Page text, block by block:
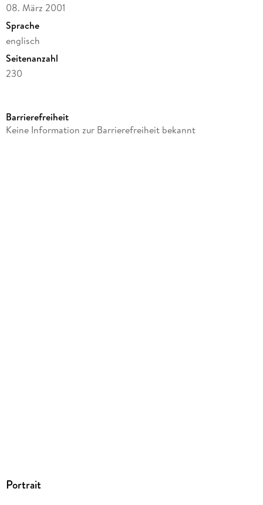
08. März 2001
Sprache
englisch
Seitenanzahl
230
Verlag/Hersteller
Barrierefreiheit
Keine Information zur Barrierefreiheit bekannt
Portrait